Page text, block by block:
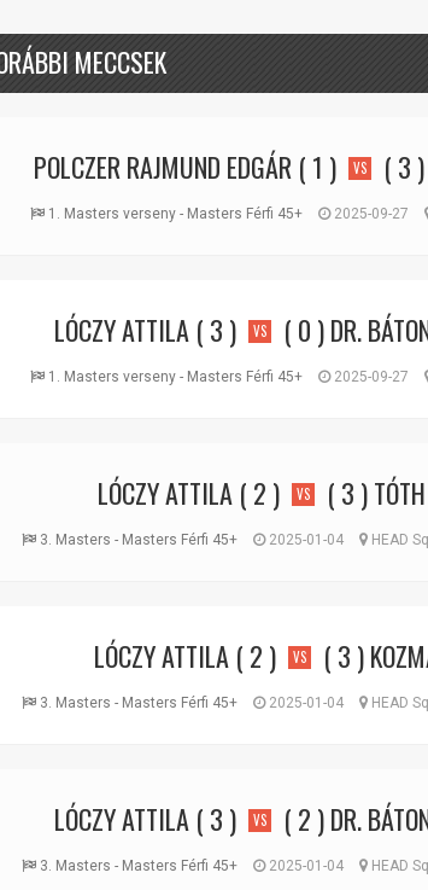
MECCSEK
POLCZER RAJMUND EDGÁR ( 1 ) VS ( 3 )
1. Masters verseny - Masters Férfi 45+ 2025-09-27
LÓCZY ATTILA ( 3 ) VS ( 0 )DR.
1. Masters verseny - Masters Férfi 45+ 2025-09-27
LÓCZY ATTILA ( 2 ) VS ( 3 )
3. Masters - Masters Férfi 45+ 2025-01-04 HEAD
LÓCZY ATTILA ( 2 ) VS ( 3 )
3. Masters - Masters Férfi 45+ 2025-01-04 HEAD
LÓCZY ATTILA ( 3 ) VS ( 2 )DR.
3. Masters - Masters Férfi 45+ 2025-01-04 HEAD